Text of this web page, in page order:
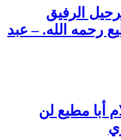
الرفيق
رحمه الله. – عبد
أبا مطيع لن